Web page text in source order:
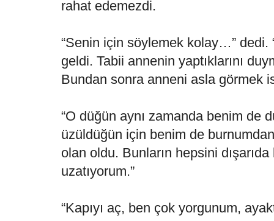
rahat edemezdi.
“Senin için söylemek kolay…” dedi.
geldi. Tabii annenin yaptıklarını
Bundan sonra anneni asla görmek
“O düğün aynı zamanda benim de
üzüldüğün için benim de
olan oldu. Bunların hepsini
uzatıyorum.”
“Kapıyı aç, ben çok yorgunum,